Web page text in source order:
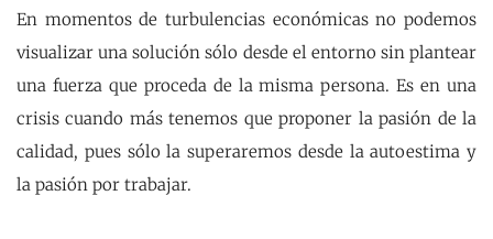
En momentos de turbulencias económicas no podemos
visualizar una solución sólo desde el entorno sin plantear
una fuerza que proceda de la misma persona. Es en una
crisis cuando más tenemos que proponer la pasión de la
calidad, pues sólo la superaremos desde la autoestima y
la pasión por trabajar.